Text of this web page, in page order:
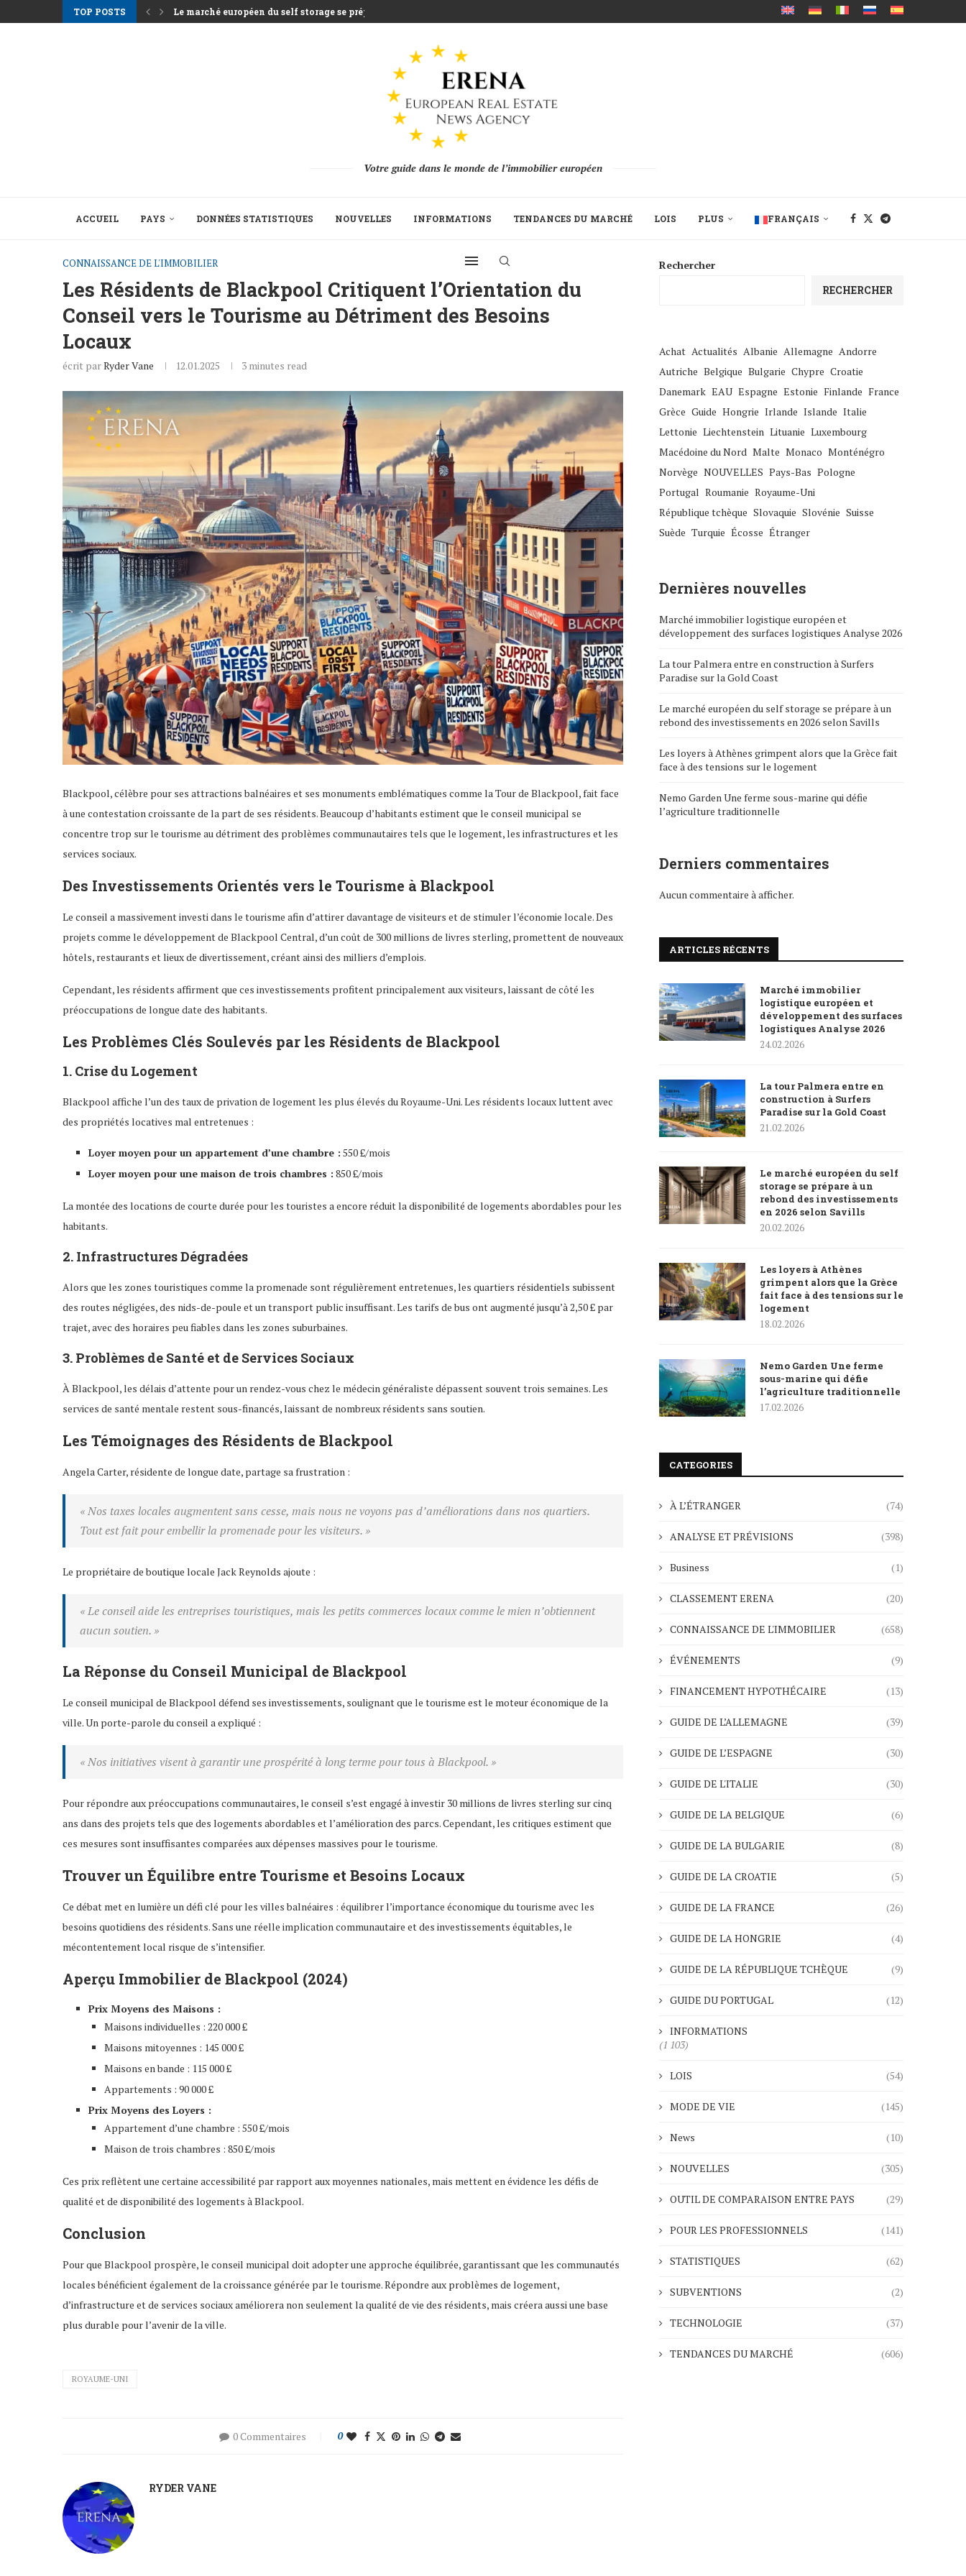
TOP POSTS
Le marché européen du self storage se prépare...
Votre guide dans le monde de l’immobilier européen
ACCUEIL PAYS DONNÉES STATISTIQUES NOUVELLES INFORMATIONS TENDANCES DU MARCHÉ LOIS PLUS FRANÇAIS
CONNAISSANCE DE L'IMMOBILIER
Les Résidents de Blackpool Critiquent l’Orientation du
Conseil vers le Tourisme au Détriment des Besoins
Locaux
écrit parRyder Vane 12.01.2025 3 minutes read
Blackpool, célèbre pour ses attractions balnéaires et ses monuments emblématiques comme la Tour de Blackpool, fait face
à une contestation croissante de la part de ses résidents. Beaucoup d’habitants estiment que le conseil municipal se
concentre trop sur le tourisme au détriment des problèmes communautaires tels que le logement, les infrastructures et les
services sociaux.
Des Investissements Orientés vers le Tourisme à Blackpool
Le conseil a massivement investi dans le tourisme afin d’attirer davantage de visiteurs et de stimuler l’économie locale. Des
projets comme le développement de Blackpool Central, d’un coût de 300 millions de livres sterling, promettent de nouveaux
hôtels, restaurants et lieux de divertissement, créant ainsi des milliers d’emplois.
Cependant, les résidents affirment que ces investissements profitent principalement aux visiteurs, laissant de côté les
préoccupations de longue date des habitants.
Les Problèmes Clés Soulevés par les Résidents de Blackpool
1. Crise du Logement
Blackpool affiche l’un des taux de privation de logement les plus élevés du Royaume-Uni. Les résidents locaux luttent avec
des propriétés locatives mal entretenues :
Loyer moyen pour un appartement d’une chambre : 550 £/mois
Loyer moyen pour une maison de trois chambres : 850 £/mois
La montée des locations de courte durée pour les touristes a encore réduit la disponibilité de logements abordables pour les
habitants.
2. Infrastructures Dégradées
Alors que les zones touristiques comme la promenade sont régulièrement entretenues, les quartiers résidentiels subissent
des routes négligées, des nids-de-poule et un transport public insuffisant. Les tarifs de bus ont augmenté jusqu’à 2,50 £ par
trajet, avec des horaires peu fiables dans les zones suburbaines.
3. Problèmes de Santé et de Services Sociaux
À Blackpool, les délais d’attente pour un rendez-vous chez le médecin généraliste dépassent souvent trois semaines. Les
services de santé mentale restent sous-financés, laissant de nombreux résidents sans soutien.
Les Témoignages des Résidents de Blackpool
Angela Carter, résidente de longue date, partage sa frustration :
« Nos taxes locales augmentent sans cesse, mais nous ne voyons pas d’améliorations dans nos quartiers.
Tout est fait pour embellir la promenade pour les visiteurs. »
Le propriétaire de boutique locale Jack Reynolds ajoute :
« Le conseil aide les entreprises touristiques, mais les petits commerces locaux comme le mien n’obtiennent
aucun soutien. »
La Réponse du Conseil Municipal de Blackpool
Le conseil municipal de Blackpool défend ses investissements, soulignant que le tourisme est le moteur économique de la
ville. Un porte-parole du conseil a expliqué :
« Nos initiatives visent à garantir une prospérité à long terme pour tous à Blackpool. »
Pour répondre aux préoccupations communautaires, le conseil s’est engagé à investir 30 millions de livres sterling sur cinq
ans dans des projets tels que des logements abordables et l’amélioration des parcs. Cependant, les critiques estiment que
ces mesures sont insuffisantes comparées aux dépenses massives pour le tourisme.
Trouver un Équilibre entre Tourisme et Besoins Locaux
Ce débat met en lumière un défi clé pour les villes balnéaires : équilibrer l’importance économique du tourisme avec les
besoins quotidiens des résidents. Sans une réelle implication communautaire et des investissements équitables, le
mécontentement local risque de s’intensifier.
Aperçu Immobilier de Blackpool (2024)
Prix Moyens des Maisons :
Maisons individuelles : 220 000 £
Maisons mitoyennes : 145 000 £
Maisons en bande : 115 000 £
Appartements : 90 000 £
Prix Moyens des Loyers :
Appartement d’une chambre : 550 £/mois
Maison de trois chambres : 850 £/mois
Ces prix reflètent une certaine accessibilité par rapport aux moyennes nationales, mais mettent en évidence les défis de
qualité et de disponibilité des logements à Blackpool.
Conclusion
Pour que Blackpool prospère, le conseil municipal doit adopter une approche équilibrée, garantissant que les communautés
locales bénéficient également de la croissance générée par le tourisme. Répondre aux problèmes de logement,
d’infrastructure et de services sociaux améliorera non seulement la qualité de vie des résidents, mais créera aussi une base
plus durable pour l’avenir de la ville.
ROYAUME-UNI
0 Commentaires 0
RYDER VANE
Rechercher
RECHERCHER
Achat Actualités Albanie Allemagne Andorre
Autriche Belgique Bulgarie Chypre Croatie
Danemark EAU Espagne Estonie Finlande France
Grèce Guide Hongrie Irlande Islande Italie
Lettonie Liechtenstein Lituanie Luxembourg
Macédoine du Nord Malte Monaco Monténégro
Norvège NOUVELLES Pays-Bas Pologne
Portugal Roumanie Royaume-Uni
République tchèque Slovaquie Slovénie Suisse
Suède Turquie Écosse Étranger
Dernières nouvelles
Marché immobilier logistique européen et
développement des surfaces logistiques Analyse 2026
La tour Palmera entre en construction à Surfers
Paradise sur la Gold Coast
Le marché européen du self storage se prépare à un
rebond des investissements en 2026 selon Savills
Les loyers à Athènes grimpent alors que la Grèce fait
face à des tensions sur le logement
Nemo Garden Une ferme sous-marine qui défie
l’agriculture traditionnelle
Derniers commentaires
Aucun commentaire à afficher.
ARTICLES RÉCENTS
Marché immobilier
logistique européen et
développement des surfaces
logistiques Analyse 2026
24.02.2026
La tour Palmera entre en
construction à Surfers
Paradise sur la Gold Coast
21.02.2026
Le marché européen du self
storage se prépare à un
rebond des investissements
en 2026 selon Savills
20.02.2026
Les loyers à Athènes
grimpent alors que la Grèce
fait face à des tensions sur le
logement
18.02.2026
Nemo Garden Une ferme
sous-marine qui défie
l’agriculture traditionnelle
17.02.2026
CATEGORIES
À L’ÉTRANGER (74)
ANALYSE ET PRÉVISIONS (398)
Business (1)
CLASSEMENT ERENA (20)
CONNAISSANCE DE L'IMMOBILIER (658)
ÉVÉNEMENTS (9)
FINANCEMENT HYPOTHÉCAIRE (13)
GUIDE DE L’ALLEMAGNE (39)
GUIDE DE L’ESPAGNE (30)
GUIDE DE L'ITALIE (30)
GUIDE DE LA BELGIQUE (6)
GUIDE DE LA BULGARIE (8)
GUIDE DE LA CROATIE (5)
GUIDE DE LA FRANCE (26)
GUIDE DE LA HONGRIE (4)
GUIDE DE LA RÉPUBLIQUE TCHÈQUE (9)
GUIDE DU PORTUGAL (12)
INFORMATIONS
(1 103)
LOIS (54)
MODE DE VIE (145)
News (10)
NOUVELLES (305)
OUTIL DE COMPARAISON ENTRE PAYS (29)
POUR LES PROFESSIONNELS (141)
STATISTIQUES (62)
SUBVENTIONS (2)
TECHNOLOGIE (37)
TENDANCES DU MARCHÉ (606)